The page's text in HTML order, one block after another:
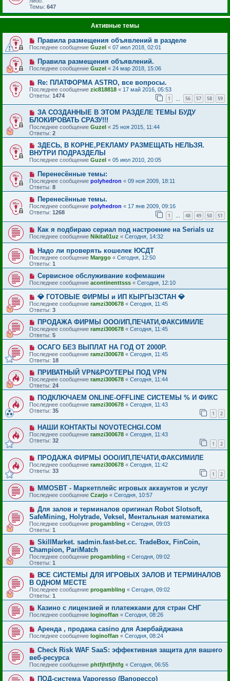
Темы: 647
Активные темы
Правила размещения объявлений в разделе
Последнее сообщение Guzel « 07 июл 2018, 02:01
Правила размещения объявлений.
Последнее сообщение Guzel « 24 мар 2018, 15:06
Re: ПЛАТФОРМА ASTRO, все вопросы.
Последнее сообщение zic818818 « 17 май 2016, 05:53
Ответы: 1474 1 56 57 58 59
ЗА СОЗДАННЫЕ В ЭТОМ РАЗДЕЛЕ ТЕМЫ БУДУ
БЛОКИРОВАТЬ СРАЗУ!!!
Последнее сообщение Guzel « 25 ноя 2015, 11:44
Ответы: 2
ЗДЕСЬ, В КОРНЕ,РЕКЛАМУ РАЗМЕЩАТЬ НЕЛЬЗЯ.
ВНУТРИ ПОДРАЗДЕЛЫ
Последнее сообщение Guzel « 05 июл 2010, 20:05
Перенесённые темы:
Последнее сообщение polyhedron « 09 ноя 2009, 18:11
Ответы: 8
Перенесённые темы.
Последнее сообщение polyhedron « 17 янв 2009, 09:16
Ответы: 1268 1 … 48 49 50 51
Как я подбираю сериал под настроение на Serials uz
Последнее сообщение Nikita01uz « Сегодня, 14:32
Надо ли проверять кошелек ЮСДТ
Последнее сообщение Marggo « Сегодня, 12:50
Ответы: 1
Сервисное обслуживание кофемашин
Последнее сообщение acontinenttsss « Сегодня, 12:10
💎 ГОТОВЫЕ ФИРМЫ и ИП КЫРГЫЗСТАН 💎
Последнее сообщение ramzi300678 « Сегодня, 11:45
Ответы: 3
ПРОДАЖА ФИРМЫ ООО/ИП,ПЕЧАТИ,ФАКСИМИЛЕ
Последнее сообщение ramzi300678 « Сегодня, 11:45
Ответы: 5
ОСАГО БЕЗ ВЫПЛАТ НА ГОД ОТ 2000Р.
Последнее сообщение ramzi300678 « Сегодня, 11:45
Ответы: 18
ПРИВАТНЫЙ VPN&РОУТЕРЫ ПОД VPN
Последнее сообщение ramzi300678 « Сегодня, 11:44
Ответы: 24
ПОДКЛЮЧАЕМ ONLINE-OFFLINE СИСТЕМЫ % И ФИКС
Последнее сообщение ramzi300678 « Сегодня, 11:43
Ответы: 35 1 2
НАШИ КОНТАКТЫ NOVOTECHGI.COM
Последнее сообщение ramzi300678 « Сегодня, 11:43
Ответы: 32 1 2
ПРОДАЖА ФИРМЫ ООО/ИП,ПЕЧАТИ,ФАКСИМИЛЕ
Последнее сообщение ramzi300678 « Сегодня, 11:42
Ответы: 33 1 2
MMOSBT - Маркетплейс игровых аккаунтов и услуг
Последнее сообщение Czarjo « Сегодня, 10:57
Для залов и терминалов оригинал Robot Slotsoft,
SafeMining, Holytrade, Veksel, Ментальная математика
Последнее сообщение progambling « Сегодня, 09:03
Ответы: 1
SkillMarket. sadmin.fast-bet.cc. TradeBox, FinCoin,
Champion, PariMatch
Последнее сообщение progambling « Сегодня, 09:02
Ответы: 1
ВСЕ СИСТЕМЫ ДЛЯ ИГРОВЫХ ЗАЛОВ И ТЕРМИНАЛОВ
В ОДНОМ МЕСТЕ
Последнее сообщение progambling « Сегодня, 09:02
Ответы: 1
Казино с лицензией и платежками для стран СНГ
Последнее сообщение loginoffan « Сегодня, 08:26
Аренда , продажа casino для Азербайджана
Последнее сообщение loginoffan « Сегодня, 08:24
Check Risk WAF SaaS: эффективная защита для вашего
веб-ресурса
Последнее сообщение phtfjhtfjhtfg « Сегодня, 06:55
ПОД-система Vaporesso (Вапорессо)